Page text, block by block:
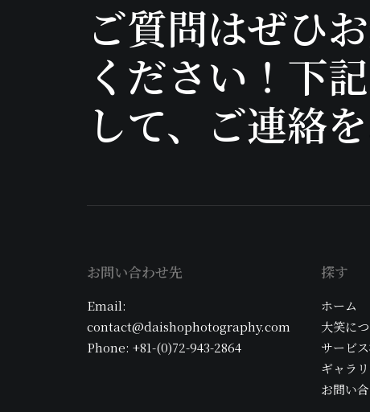
ご質問はぜひ
ください！下
して、ご連絡
お問い合わせ先
Email:
contact@daishophotography.com
Phone: +81-(0)72-943-2864
探す
ホーム
大笑に
サービ
ギャラ
お問い